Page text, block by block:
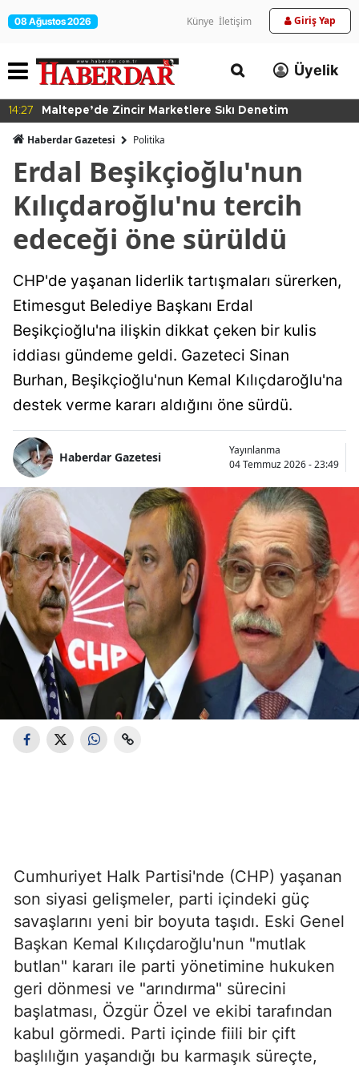
08 Ağustos 2026 Künye İletişim Giriş Yap
Üyelik
14:27 Maltepe’de Zincir Marketlere Sıkı Denetim
Haberdar Gazetesi Politika
Erdal Beşikçioğlu'nun
Kılıçdaroğlu'nu tercih
edeceği öne sürüldü
CHP'de yaşanan liderlik tartışmaları sürerken,
Etimesgut Belediye Başkanı Erdal
Beşikçioğlu'na ilişkin dikkat çeken bir kulis
iddiası gündeme geldi. Gazeteci Sinan
Burhan, Beşikçioğlu'nun Kemal Kılıçdaroğlu'na
destek verme kararı aldığını öne sürdü.
Haberdar Gazetesi
Yayınlanma
04 Temmuz 2026 - 23:49
Cumhuriyet Halk Partisi'nde (CHP) yaşanan
son siyasi gelişmeler, parti içindeki güç
savaşlarını yeni bir boyuta taşıdı. Eski Genel
Başkan Kemal Kılıçdaroğlu'nun "mutlak
butlan" kararı ile parti yönetimine hukuken
geri dönmesi ve "arındırma" sürecini
başlatması, Özgür Özel ve ekibi tarafından
kabul görmedi. Parti içinde fiili bir çift
başlılığın yaşandığı bu karmaşık süreçte,